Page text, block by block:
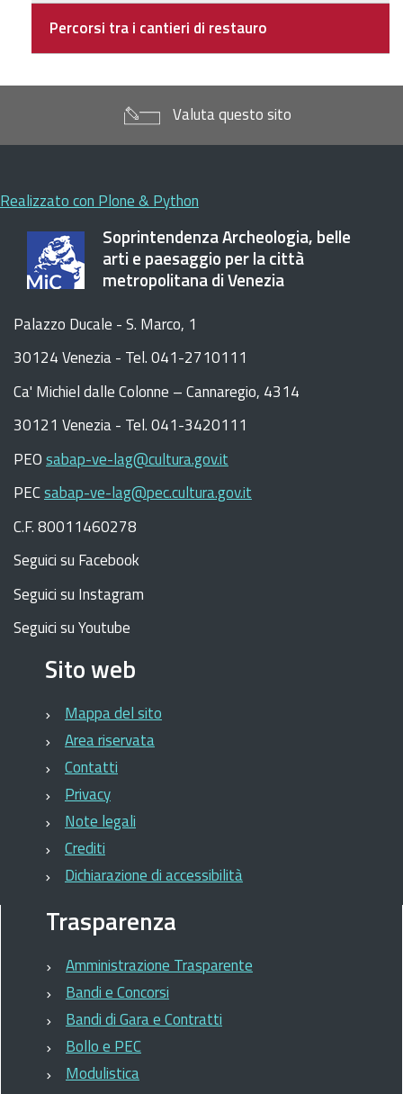
Percorsi tra i cantieri di restauro
Valuta questo sito
Realizzato con Plone & Python
Soprintendenza Archeologia, belle
arti e paesaggio per la città
metropolitana di Venezia
Palazzo Ducale - S. Marco, 1
30124 Venezia - Tel. 041-2710111
Ca' Michiel dalle Colonne – Cannaregio, 4314
30121 Venezia - Tel. 041-3420111
PEOsabap-ve-lag@cultura.gov.it
PECsabap-ve-lag@pec.cultura.gov.it
C.F. 80011460278
Seguici su Facebook
Seguici su Instagram
Seguici su Youtube
Sito web
Mappa del sito
Area riservata
Contatti
Privacy
Note legali
Crediti
Dichiarazione di accessibilità
Trasparenza
Amministrazione Trasparente
Bandi e Concorsi
Bandi di Gara e Contratti
Bollo e PEC
Modulistica